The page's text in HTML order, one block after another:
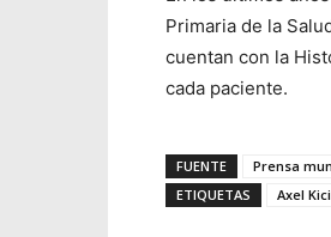
Primaria de la
cuentan con la
cada paciente.
FUENTE
Prensa
ETIQUETAS
Axel